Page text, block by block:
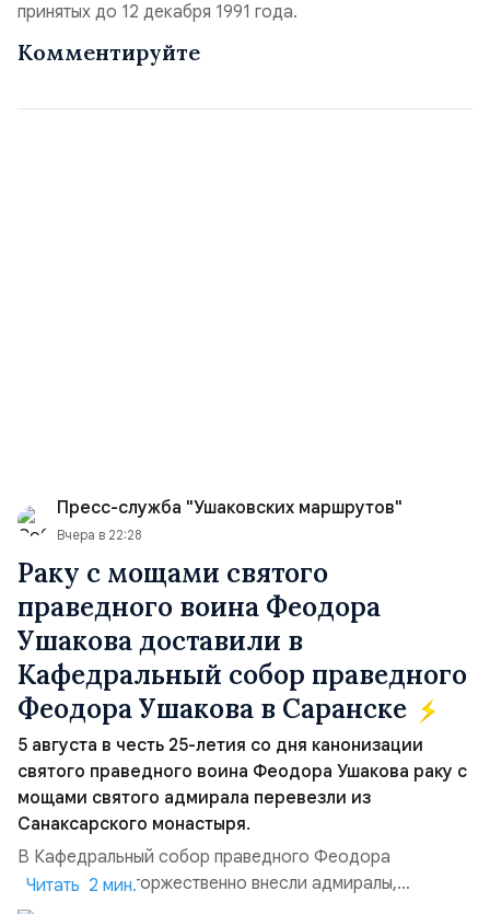
принятых до 12 декабря 1991 года.
Комментируйте
Пресс-служба "Ушаковских маршрутов"
Вчера в 22:28
Раку с мощами святого
праведного воина Феодора
Ушакова доставили в
Кафедральный собор праведного
Феодора Ушакова в Саранске
5 августа в честь 25-летия со дня канонизации
святого праведного воина Феодора Ушакова раку с
мощами святого адмирала перевезли из
Санаксарского монастыря.
В Кафедральный собор праведного Феодора
Ушакова раку торжественно внесли адмиралы,
участвовавшие в канонизации святого праведного
Читать 2 мин.